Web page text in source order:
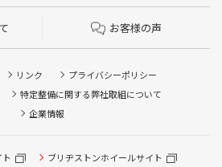
お客様の声
リンク
プライバシーポリシー
特定整備に関する弊社取組について
企業情報
ブリヂストンホイールサイト
/タイヤ履き替え/オイル交換/その他